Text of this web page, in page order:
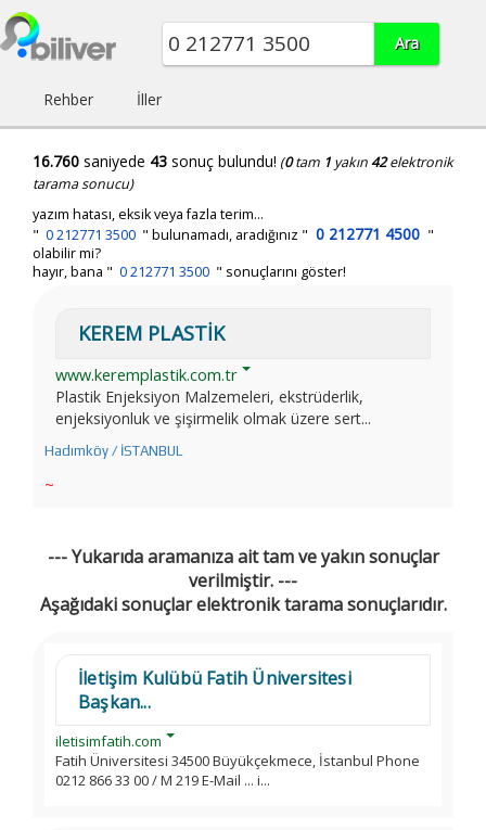
Rehber İller
16.760 saniyede 43 sonuç bulundu! (0tam 1 yakın42elektronik
tarama sonucu)
yazım hatası, eksik veya fazla terim...
" 0 212771 3500 " bulunamadı, aradığınız " 0 212771 4500 "
olabilir mi?
hayır, bana " 0 212771 3500 " sonuçlarını göster!
KEREM PLASTİK
www.keremplastik.com.tr
Plastik Enjeksiyon Malzemeleri, ekstrüderlik,
enjeksiyonluk ve şişirmelik olmak üzere sert...
Hadımköy / İSTANBUL
~
--- Yukarıda aramanıza ait tam ve yakın sonuçlar
verilmiştir. ---
Aşağıdaki sonuçlar elektronik tarama sonuçlarıdır.
İletişim Kulübü Fatih Üniversitesi
Başkan...
iletisimfatih.com
Fatih Üniversitesi 34500 Büyükçekmece, İstanbul Phone
0212 866 33 00 / M 219 E-Mail ... i...